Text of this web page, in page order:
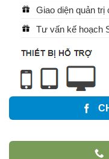
Giao diện quản trị
Tư vấn kế hoạch